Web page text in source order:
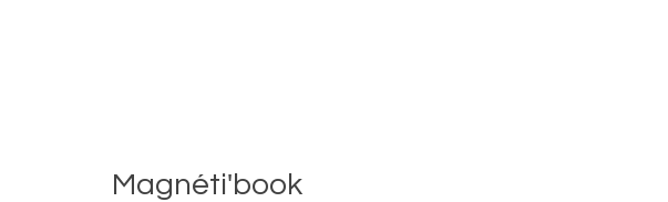
Magnéti'book